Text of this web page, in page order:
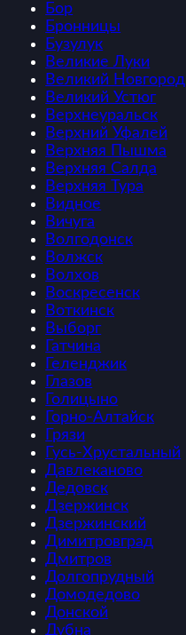
Бор
Бронницы
Бузулук
Великие Луки
Великий Новгород
Великий Устюг
Верхнеуральск
Верхний Уфалей
Верхняя Пышма
Верхняя Салда
Верхняя Тура
Видное
Вичуга
Волгодонск
Волжск
Волхов
Воскресенск
Воткинск
Выборг
Гатчина
Геленджик
Глазов
Голицыно
Горно-Алтайск
Грязи
Гусь-Хрустальный
Давлеканово
Дедовск
Дзержинск
Дзержинский
Димитровград
Дмитров
Долгопрудный
Домодедово
Донской
Дубна